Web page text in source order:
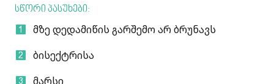
სწორი პასუხები:
მზე დედამიწის გარშემო არ ბრუნავს
ბისექტრისა
მარსი